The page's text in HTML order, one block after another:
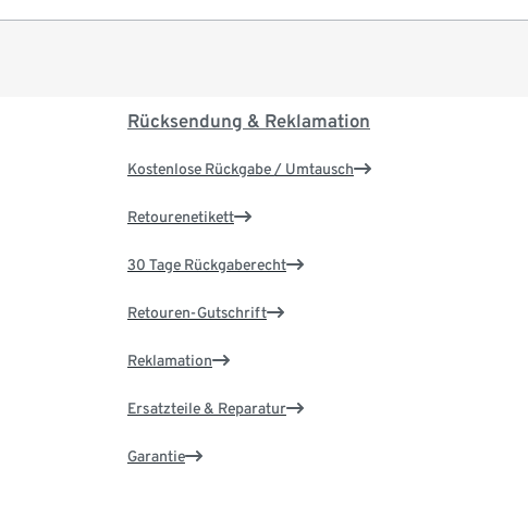
Rücksendung & Reklamation
Kostenlose Rückgabe / Umtausch
Retourenetikett
30 Tage Rückgaberecht
Retouren-Gutschrift
Reklamation
Ersatzteile & Reparatur
Garantie